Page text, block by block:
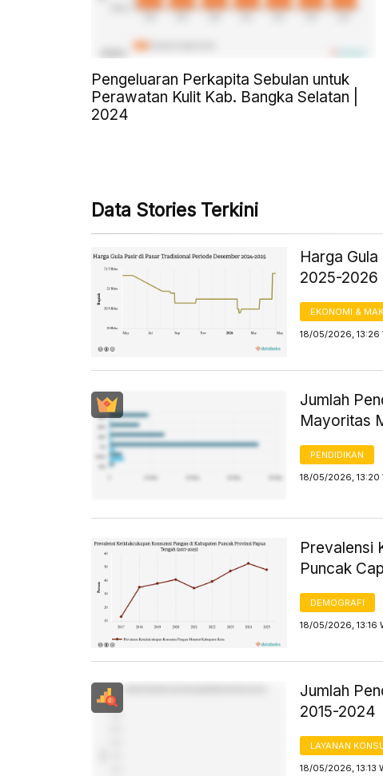
Pengeluaran Perkapita Sebulan untuk
Perawatan Kulit Kab. Bangka Selatan |
2024
Data Stories Terkini
Harga
2025-2026
EKONOMI &
18/05/2026, 13:26
Jumlah
Mayoritas
PENDIDIKAN
18/05/2026, 13:20
Prevalensi
Puncak
DEMOGRAFI
18/05/2026, 13:16
Jumlah
2015-2024
LAYANAN
18/05/2026, 13:13